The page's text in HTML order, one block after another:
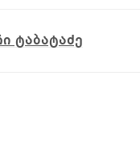
ტაბატაძე